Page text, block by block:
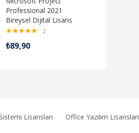
Professional 2021
Bireysel Dijital Lisans
5.00oy aldı
2
₺89,90
Lisansları Office Yazılım Lisansları